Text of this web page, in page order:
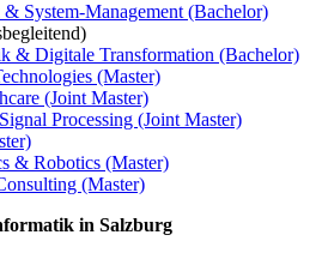
System-Management (Bachelor)
& Digitale Transformation (Bachelor)
(Master)
(Joint Master)
Processing (Joint Master)
& Robotics (Master)
(Master)
in Salzburg